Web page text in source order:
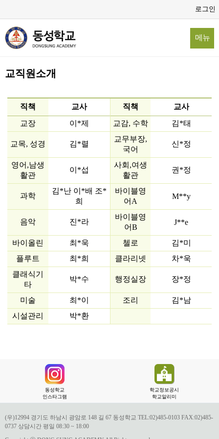
로그인
메뉴
교직원소개
직책 교사 직책
교사
교장
이*제 교감, 수학 김*태
교목, 성경 김*렬
교무부장,
국어
신*정
영어,남생
활관
이*섭
사회,여생
활관
권*정
과학
김*난 이*배 조*
희
​바이블영
어A​
​M**y​
음악 진*라
바이블영
어B
J**e
바이올린 최*욱 첼로
김*미
플루트
최*희 클라리넷
차*욱
클래식기
타
박*수 행정실장 장*정
미술 최*이 조리
김*남
시설관리
박*환
동성학교
인스타그램
학교정보공시
학교알리미
(우)12994 경기도 하남시 광암로 148 길 67 동성학교 TEL:02)485-0103 FAX:02)485-
0737 상담시간 평일 08:30 ~ 18:00